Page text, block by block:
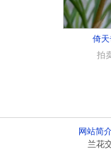
倚
拍
网站简
兰花